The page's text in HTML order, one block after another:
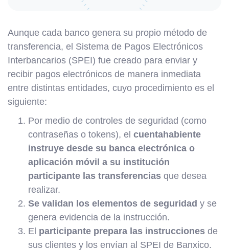
Aunque cada banco genera su propio método de
transferencia, el Sistema de Pagos Electrónicos
Interbancarios (SPEI) fue creado para enviar y
recibir pagos electrónicos de manera inmediata
entre distintas entidades, cuyo procedimiento es el
siguiente:
Por medio de controles de seguridad (como
contraseñas o tokens), el cuentahabiente
instruye desde su banca electrónica o
aplicación móvil a su institución
participante las transferencias que desea
realizar.
Se validan los elementos de seguridad y se
genera evidencia de la instrucción.
El participante prepara las instrucciones de
sus clientes y los envían al SPEI de Banxico.